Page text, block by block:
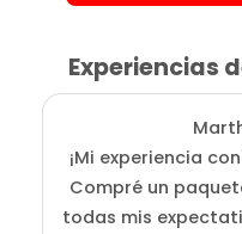
Experiencias
¡Mi experiencia
Compré un
todas mis